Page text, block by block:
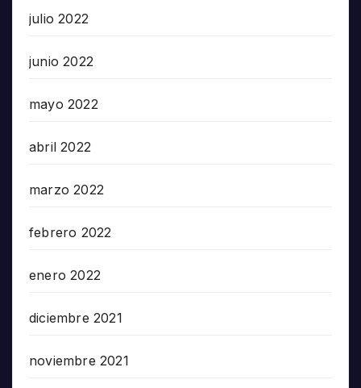
julio 2022
junio 2022
mayo 2022
abril 2022
marzo 2022
febrero 2022
enero 2022
diciembre 2021
noviembre 2021